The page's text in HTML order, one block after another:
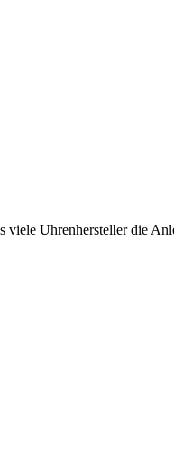
Uhrenhersteller die